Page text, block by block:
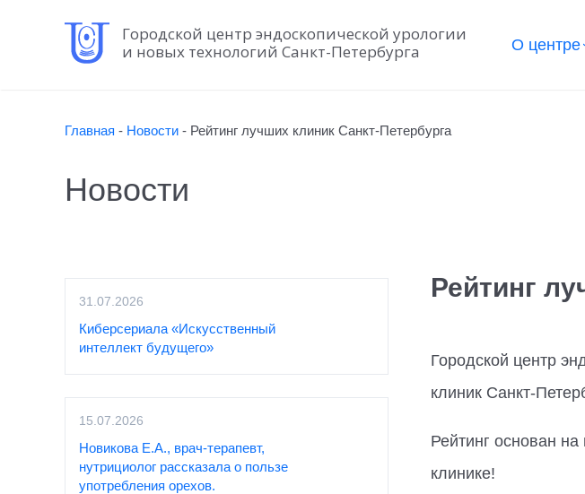
Городской центр эндоскопической урологии
и новых технологий Санкт-Петербурга
О центре
Главная - Новости - Рейтинг лучших клиник Санкт-Петербурга
Новости
31.07.2026
Киберсериала «Искусственный
интеллект будущего»
15.07.2026
Новикова Е.А., врач-терапевт,
нутрициолог рассказала о пользе
употребления орехов.
Рейтинг
Городской центр
клиник Санкт-
Рейтинг основан
клинике!